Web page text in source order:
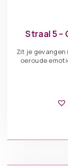
Straal 5 –
Zit je
oeroude